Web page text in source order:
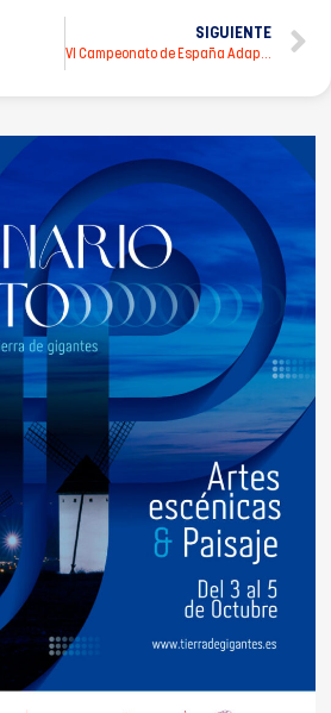
SIGUIENTE
VI Campeonato de España Adaptada